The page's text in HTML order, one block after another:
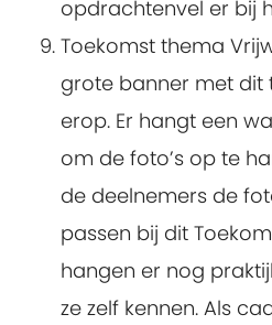
opdrachtenvel er bij
Toekomst thema
grote banner met dit
erop. Er hangt een
om de foto’s op te
de deelnemers de
passen bij dit
hangen er nog
ze zelf kennen. Als